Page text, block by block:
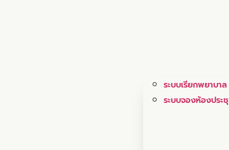
ระบบเรียกพยาบาล
ระบบจองห้องประ